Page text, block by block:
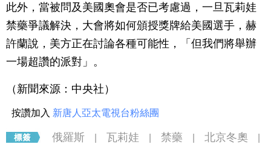
此外，當被問及美國奧會是否已考慮過，一旦瓦莉娃
禁藥爭議解決，大會將如何頒授獎牌給美國選手，赫
許蘭說，美方正在討論各種可能性，「但我們將舉辦
一場超讚的派對」。
（新聞來源：中央社）
按讚加入 新唐人亞太電視台粉絲團
俄羅斯 瓦莉娃 禁藥 北京冬奧